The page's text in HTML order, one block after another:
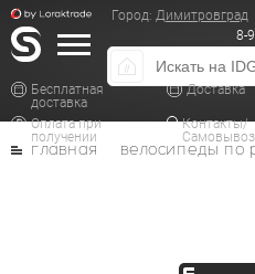
Город: Димитровград
8-
Бесплатная
доставка
Доставка
Оплата при
получении
Контакты/
Самовывоз
главная велосипеды по